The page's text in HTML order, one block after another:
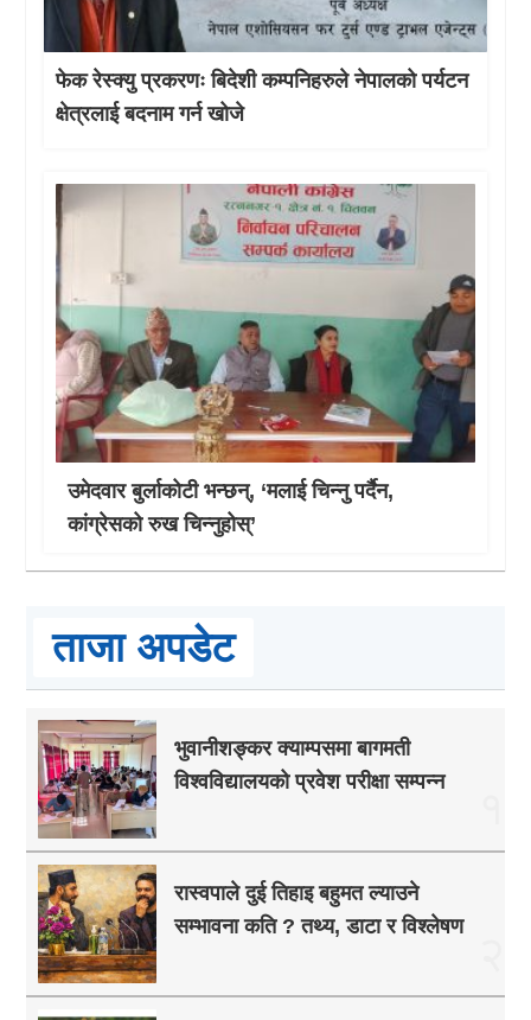
फेक रेस्क्यु प्रकरणः बिदेशी कम्पनिहरुले नेपालको पर्यटन
क्षेत्रलाई बदनाम गर्न खोजे
उमेदवार बुर्लाकोटी भन्छन्, ‘मलाई चिन्नु पर्दैन,
कांग्रेसको रुख चिन्नुहोस्’
ताजा अपडेट
भुवानीशङ्कर क्याम्पसमा बागमती
विश्वविद्यालयको प्रवेश परीक्षा सम्पन्न
रास्वपाले दुई तिहाइ बहुमत ल्याउने
सम्भावना कति ? तथ्य, डाटा र विश्लेषण